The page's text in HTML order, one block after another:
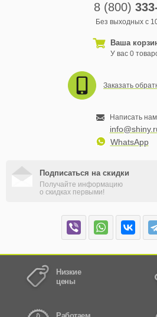
8 (800)
Без выходных с
Ваша
У вас 0
Заказать
Написать
WhatsApp
Подписаться на скидки
Получайте информацию
о скидках первыми!
Низкие
цены